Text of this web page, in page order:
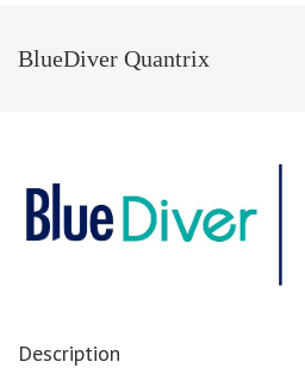
BlueDiver Quantrix
Description